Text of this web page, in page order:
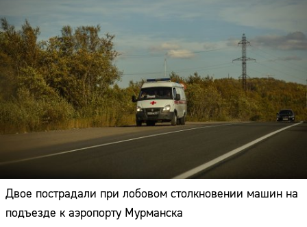
Двое пострадали при лобовом столкновении машин на
подъезде к аэропорту Мурманска